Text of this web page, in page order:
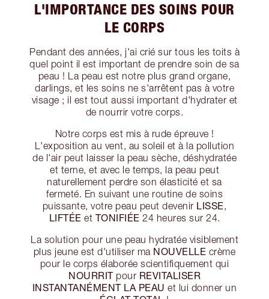
L'IMPORTANCE DES SOINS POUR
LE CORPS
Pendant des années, j'ai crié sur tous les toits à
quel point il est important de prendre soin de sa
peau ! La peau est notre plus grand organe,
darlings, et les soins ne s'arrêtent pas à votre
visage ; il est tout aussi important d'hydrater et
de nourrir votre corps.
Notre corps est mis à rude épreuve !
L'exposition au vent, au soleil et à la pollution
de l'air peut laisser la peau sèche, déshydratée
et terne, et avec le temps, la peau peut
naturellement perdre son élasticité et sa
fermeté. En suivant une routine de soins
puissante, votre peau peut devenir LISSE,
LIFTÉE et TONIFIÉE 24 heures sur 24.
La solution pour une peau hydratée visiblement
plus jeune est d'utiliser ma NOUVELLE crème
pour le corps élaborée scientifiquement qui
NOURRITpour REVITALISER
INSTANTANÉMENT LA PEAU et lui donner un